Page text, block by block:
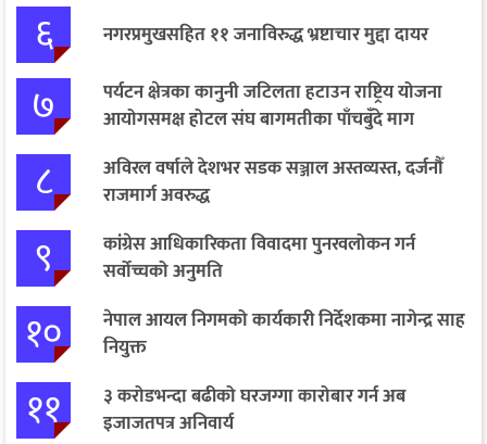
६ नगरप्रमुखसहित ११ जनाविरुद्ध भ्रष्टाचार मुद्दा दायर
७
पर्यटन क्षेत्रका कानुनी जटिलता हटाउन राष्ट्रिय योजना
आयोगसमक्ष होटल संघ बागमतीका पाँचबुँदे माग
८
अविरल वर्षाले देशभर सडक सञ्जाल अस्तव्यस्त, दर्जनौँ
राजमार्ग अवरुद्ध
९
कांग्रेस आधिकारिकता विवादमा पुनरवलोकन गर्न
सर्वोच्चको अनुमति
१०
नेपाल आयल निगमको कार्यकारी निर्देशकमा नागेन्द्र साह
नियुक्त
११
३ करोडभन्दा बढीको घरजग्गा कारोबार गर्न अब
इजाजतपत्र अनिवार्य